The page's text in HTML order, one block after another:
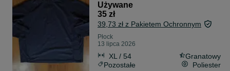
Używane
35 zł
39,73 zł z Pakietem Ochronnym
Płock
13 lipca 2026
XL / 54
Granatowy
Pozostałe
Poliester